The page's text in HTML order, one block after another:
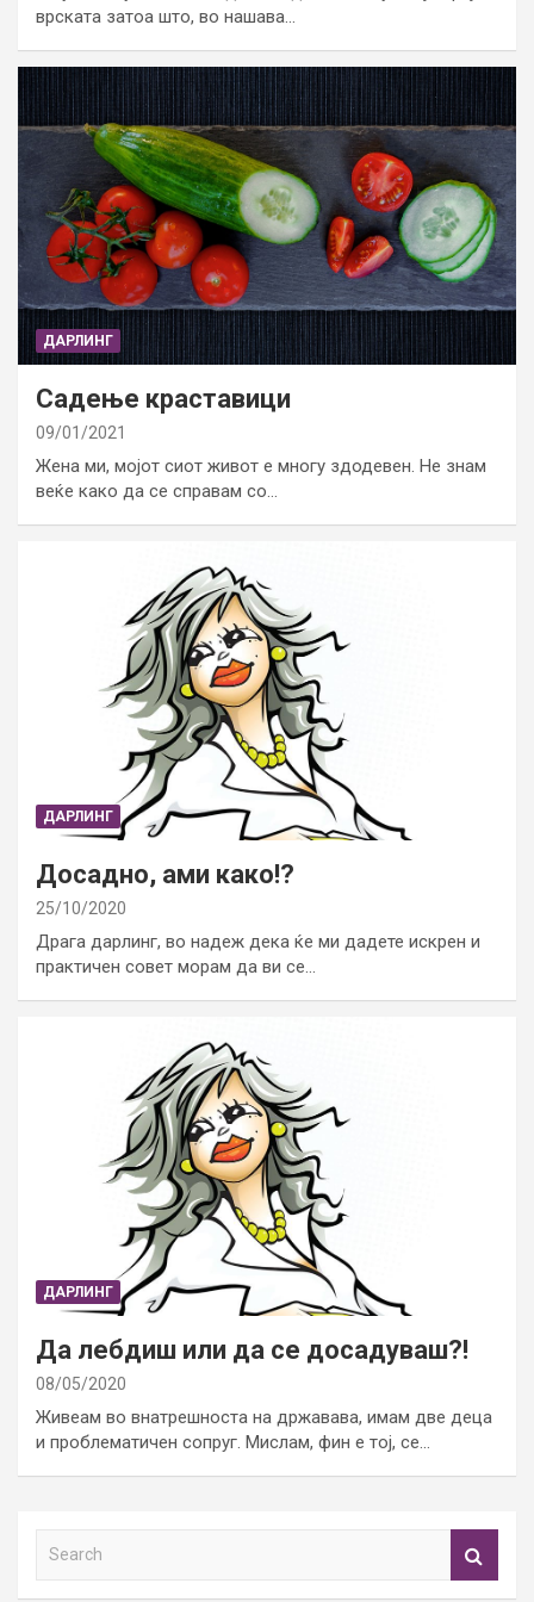
врската затоа што, во нашава…
ДАРЛИНГ
Садење краставици
09/01/2021
Жена ми, мојот сиот живот е многу здодевен. Не знам
веќе како да се справам со…
ДАРЛИНГ
Досадно, ами како!?
25/10/2020
Драга дарлинг, во надеж дека ќе ми дадете искрен и
практичен совет морам да ви се…
ДАРЛИНГ
Да лебдиш или да се досадуваш?!
08/05/2020
Живеам во внатрешноста на државава, имам две деца
и проблематичен сопруг. Мислам, фин е тој, се…